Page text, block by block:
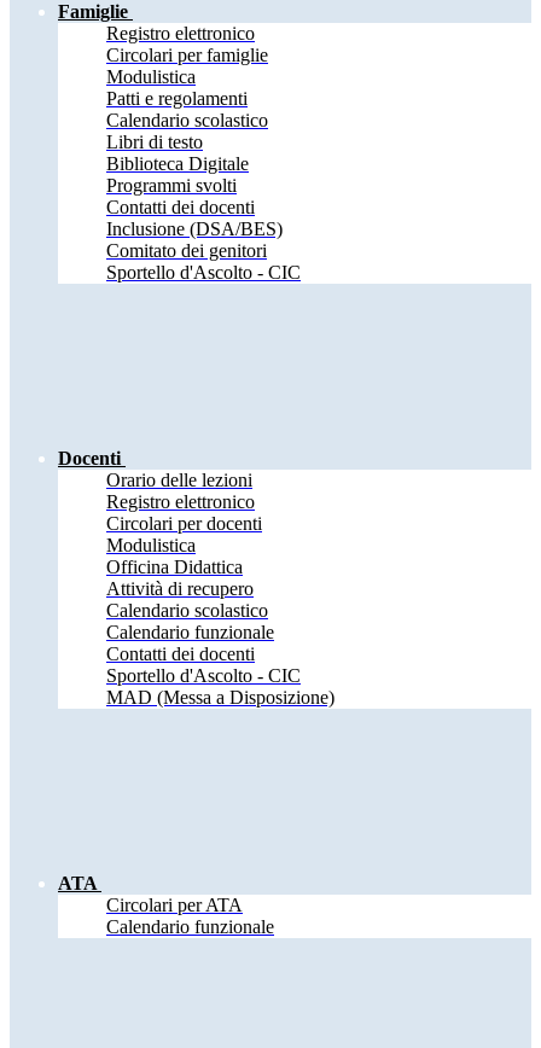
Famiglie
Registro elettronico
Circolari per famiglie
Modulistica
Patti e regolamenti
Calendario scolastico
Libri di testo
Biblioteca Digitale
Programmi svolti
Contatti dei docenti
Inclusione (DSA/BES)
Comitato dei genitori
Sportello d'Ascolto - CIC
Docenti
Orario delle lezioni
Registro elettronico
Circolari per docenti
Modulistica
Officina Didattica
Attività di recupero
Calendario scolastico
Calendario funzionale
Contatti dei docenti
Sportello d'Ascolto - CIC
MAD (Messa a Disposizione)
ATA
Circolari per ATA
Calendario funzionale